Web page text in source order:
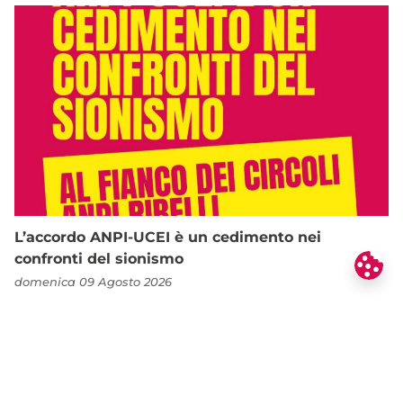
L’accordo ANPI-UCEI è un cedimento nei
confronti del sionismo
domenica 09 Agosto 2026